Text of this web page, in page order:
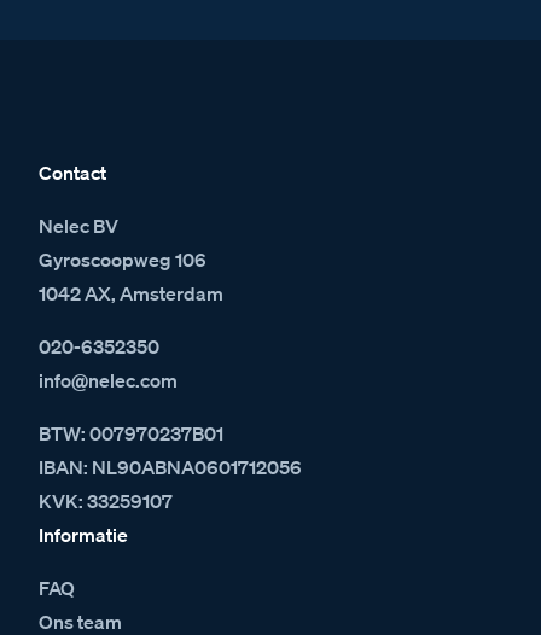
Contact
Nelec BV
Gyroscoopweg 106
1042 AX, Amsterdam
020-6352350
info@nelec.com
BTW: 007970237B01
IBAN: NL90ABNA0601712056
KVK: 33259107
Informatie
FAQ
Ons team